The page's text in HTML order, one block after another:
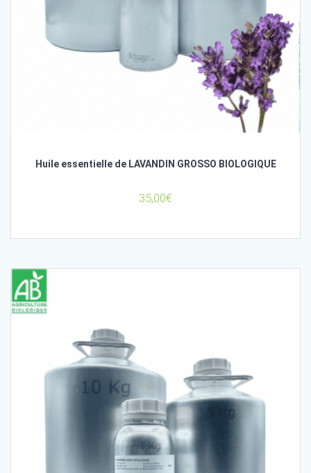
Huile essentielle de LAVANDIN GROSSO BIOLOGIQUE
35,00€